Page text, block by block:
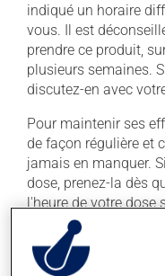
indiqué un horaire
vous. Il est
prendre ce produit,
plusieurs semaines.
discutez-en avec
Pour maintenir ses
de façon régulière et
jamais en manquer.
dose, prenez-la dès
l'heure de votre dose
tomber la dose
suivante pour tenter